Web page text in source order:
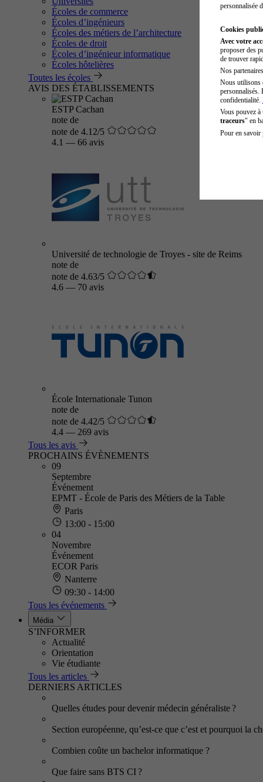
Écoles de commerce
Écoles d’ingénieurs
Écoles des métiers de l’architecture
Écoles de droit
Écoles d’ingénieur informatique
Écoles hôtelières
Toutes les écoles
AVIS DES ÉTABLISSEMENTS
ESTP Cachan
note de
note de 4.12/5
4.1 — 66 avis
Université de technologie de Troyes - site de Reims
note de
note de 4.63/5
4.6 — 70 avis
École Internationale Tunon
note de
note de 4.42/5
4.4 — 269 avis
Tous les avis
PROCHAINS ÉVÈNEMENTS
09
Septembre
Événement
EPMT - École de Paris des Métiers de la Table
Paris
13:00 - 15:00
04
Novembre
Événement
ECOR Paris
Nanterre
09:30 - 14:00
Tous les événements
Média
S’INFORMER
Actualité
Orientation
Vie étudiante
Tous les articles
DERNIERS ARTICLES
Quelles études pour devenir médecin généraliste ?
Section européenne, qu’est-ce que c’est et pourquoi la
Combien coûte un bachelor informatique ?
Que faire sans BTS CI ?
personnalisée
Cookies
Avec votre
proposer des
de trouver
Nos
Nous utilisons
personnalisés.
confidentialité.
Vous pouvez
traceurs" en
Pour en